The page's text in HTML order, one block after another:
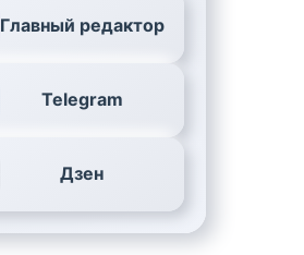
Главный редактор
Telegram
Дзен